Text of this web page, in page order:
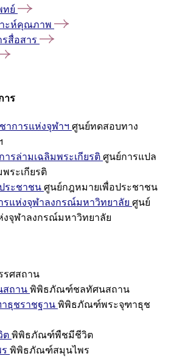
ทย์
าะห์คุณภาพ
สื่อสาร
าร
าการแห่งจุฬาฯ ศูนย์ทดสอบทาง
รล่ามเฉลิมพระเกียรติ ศูนย์การแปล
ระเกียรติ
ระชาชน ศูนย์กฎหมายเพื่อประชาชน
รแห่งจุฬาลงกรณ์มหาวิทยาลัย ศูนย์
งจุฬาลงกรณ์มหาวิทยาลัย
รศสถาน
ถาน พิพิธภัณฑ์ชลทัศนสถาน
ธุชราชฐาน พิพิธภัณฑ์พระจุฑาธุช
ต พิพิธภัณฑ์พืชมีชีวิต
พิพิธภัณฑ์สมุนไพร